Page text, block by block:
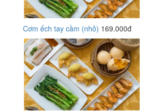
Cơm ếch tay cầm (nhỏ) 169.000đ